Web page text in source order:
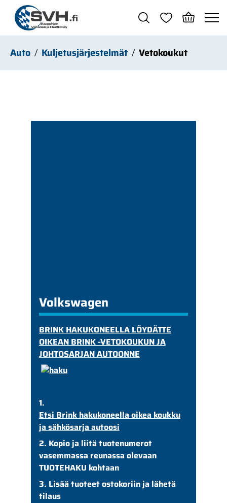
Siirry pääsisältöön
Auto Kuljetusjärjestelmät Vetokoukut
Volkswagen
BRINK HAKUKONEELLA LÖYDÄTTE
OIKEAN BRINK -VETOKOUKUN JA
JOHTOSARJAN AUTOONNE
1.
Etsi Brink hakukoneella oikea koukku
ja sähkösarja autoosi
2. Kopio ja liitä tuotenumerot
vasemmassa reunassa olevaan
TUOTEHAKU kohtaan
3. Lisää tuoteet ostokoriin ja lähetä
tilaus